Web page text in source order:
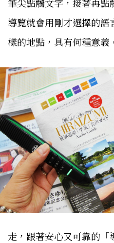
筆尖點觸文字，接著再
導覽就會用剛才選擇的
樣的地點，具有何種意義
走，跟著安心又可靠的